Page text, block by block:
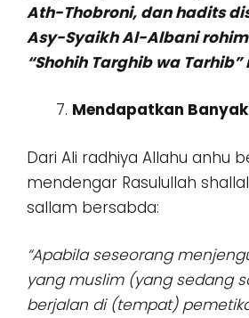
Ath-Thobroni, dan hadits
Asy-Syaikh Al-Albani
“Shohih Targhib wa Tarhib”
Mendapatkan
Dari Ali radhiya Allahu anhu
mendengar Rasulullah
sallam bersabda:
“Apabila seseorang
yang muslim (yang sedang
berjalan di (tempat)